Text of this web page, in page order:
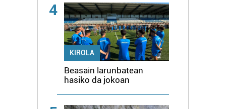
4
KIROLA
Beasain larunbatean
hasiko da jokoan